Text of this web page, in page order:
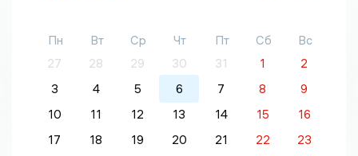
Пн Вт Ср Чт Пт Сб
Вс
27
28 29 30 31 1
2
3
4 5 6 7 8
9
10
11 12 13 14 15
16
17
18 19 20 21 22
23